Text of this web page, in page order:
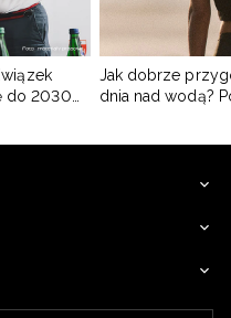
do 2030
Jak dobrze
dnia nad wodą?